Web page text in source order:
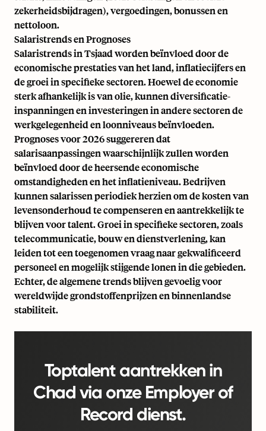
zekerheidsbijdragen), vergoedingen, bonussen en
nettoloon.
Salaristrends en Prognoses
Salaristrends in Tsjaad worden beïnvloed door de
economische prestaties van het land, inflatiecijfers en
de groei in specifieke sectoren. Hoewel de economie
sterk afhankelijk is van olie, kunnen diversificatie-
inspanningen en investeringen in andere sectoren de
werkgelegenheid en loonniveaus beïnvloeden.
Prognoses voor 2026 suggereren dat
salarisaanpassingen waarschijnlijk zullen worden
beïnvloed door de heersende economische
omstandigheden en het inflatieniveau. Bedrijven
kunnen salarissen periodiek herzien om de kosten van
levensonderhoud te compenseren en aantrekkelijk te
blijven voor talent. Groei in specifieke sectoren, zoals
telecommunicatie, bouw en dienstverlening, kan
leiden tot een toegenomen vraag naar gekwalificeerd
personeel en mogelijk stijgende lonen in die gebieden.
Echter, de algemene trends blijven gevoelig voor
wereldwijde grondstoffenprijzen en binnenlandse
stabiliteit.
Toptalent aantrekken in
Chad via onze Employer of
Record dienst.